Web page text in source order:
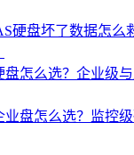
硬盘坏了数据怎么
盘怎么选？企业级
业盘怎么选？监控